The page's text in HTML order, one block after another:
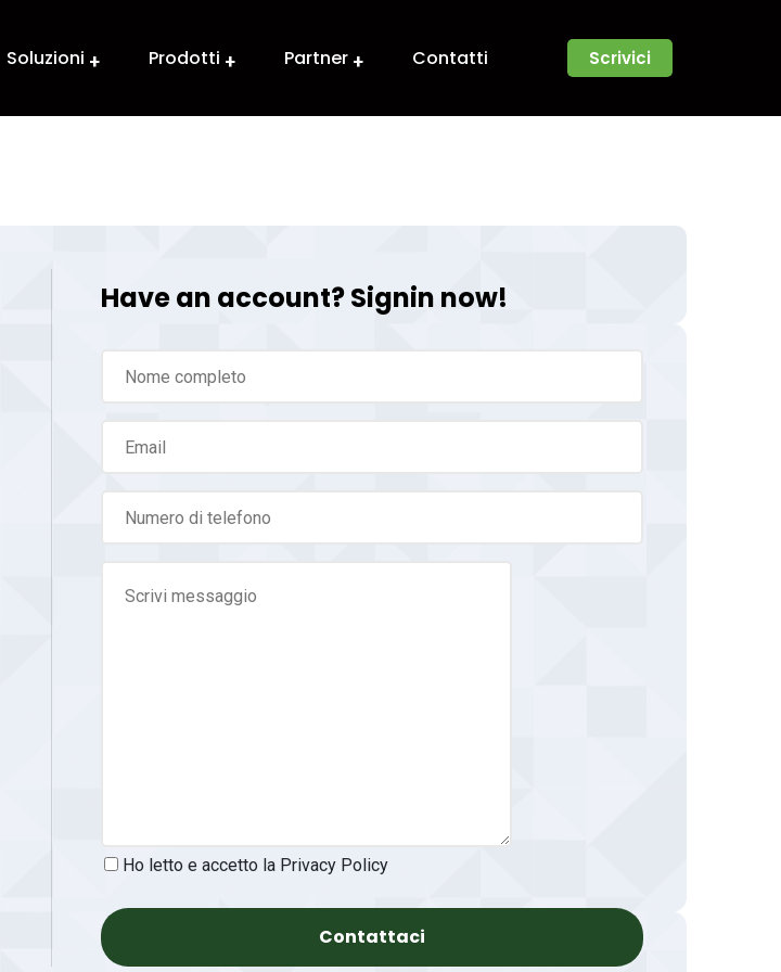
Soluzioni Prodotti Partner Contatti Scrivici
Have an account? Signin now!
Ho letto e accetto la Privacy Policy